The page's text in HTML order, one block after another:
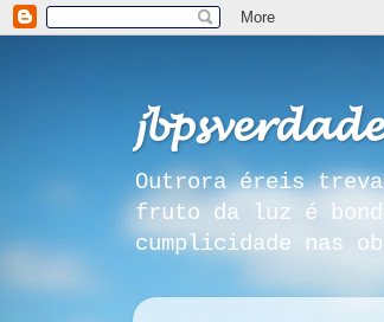
𝓳𝓫𝓹𝓼𝓿𝓮𝓻𝓭𝓪𝓭𝓮
Outrora éreis
fruto da luz é
cumplicidade nas